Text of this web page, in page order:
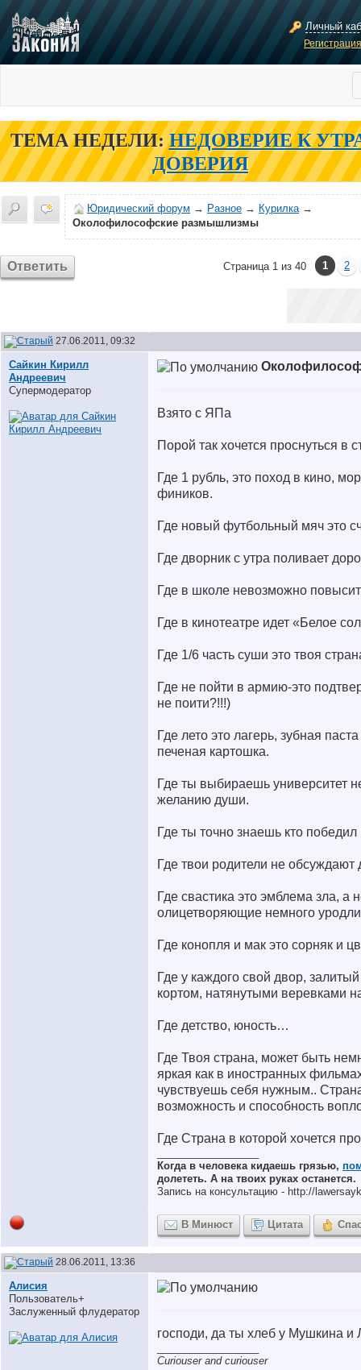
Личный
ТЕМА НЕДЕЛИ: НЕДОВЕРИЕ К
ДОВЕРИЯ
Юридический форум → Разное → Курилка→
Околофилософские размышлизмы
Ответить Страница 1 из 40 1 2
27.06.2011, 09:32
Сайкин Кирилл
Андреевич
Супермодератор
Взято с ЯПа
Порой так хочется проснуться в
Где 1 рубль, это поход в кино,
фиников.
Где новый футбольный мяч это
Где дворник с утра поливает
Где в школе невозможно
Где в кинотеатре идет «Белое
Где 1/6 часть суши это твоя
Где не пойти в армию-это
не поити?!!!)
Где лето это лагерь, зубная
печеная картошка.
Где ты выбираешь университет
желанию души.
Где ты точно знаешь кто
Где твои родители не обсуждают
Где свастика это эмблема зла, а
олицетворяющие немного
Где конопля и мак это сорняк и
Где у каждого свой двор,
кортом, натянутыми веревками
Где детство, юность…
Где Твоя страна, может быть
яркая как в иностранных
чувствуешь себя нужным..
возможность и способность
Где Страна в которой хочется
Когда в человека кидаешь грязью,
долететь. А на твоих руках останется.
Запись на консультацию - http://
В Минюст Цитата
28.06.2011, 13:36
Алисия
Пользователь+
Заслуженный флудератор
господи, да ты хлеб у Мушкина и
Curiouser and curiouser